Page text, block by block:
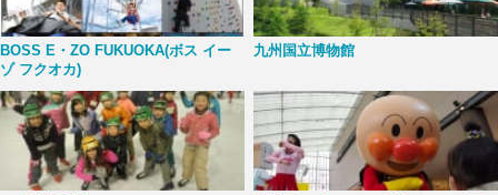
BOSS E・ZO FUKUOKA(ボス イー
ゾ フクオカ)
九州国立博物館